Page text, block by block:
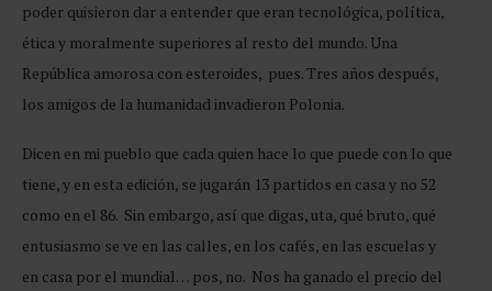
poder quisieron dar a entender que eran tecnológica, política,
ética y moralmente superiores al resto del mundo. Una
República amorosa con esteroides, pues. Tres años después,
los amigos de la humanidad invadieron Polonia.
Dicen en mi pueblo que cada quien hace lo que puede con lo que
tiene, y en esta edición, se jugarán 13 partidos en casa y no 52
como en el 86. Sin embargo, así que digas, uta, qué bruto, qué
entusiasmo se ve en las calles, en los cafés, en las escuelas y
en casa por el mundial… pos, no. Nos ha ganado el precio del